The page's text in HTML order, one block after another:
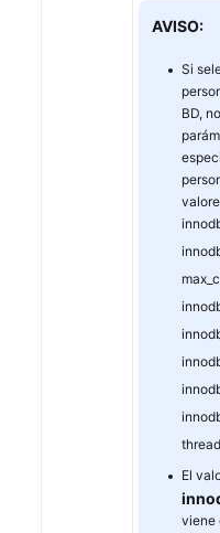
AVISO:
Si
BD,
El
viene